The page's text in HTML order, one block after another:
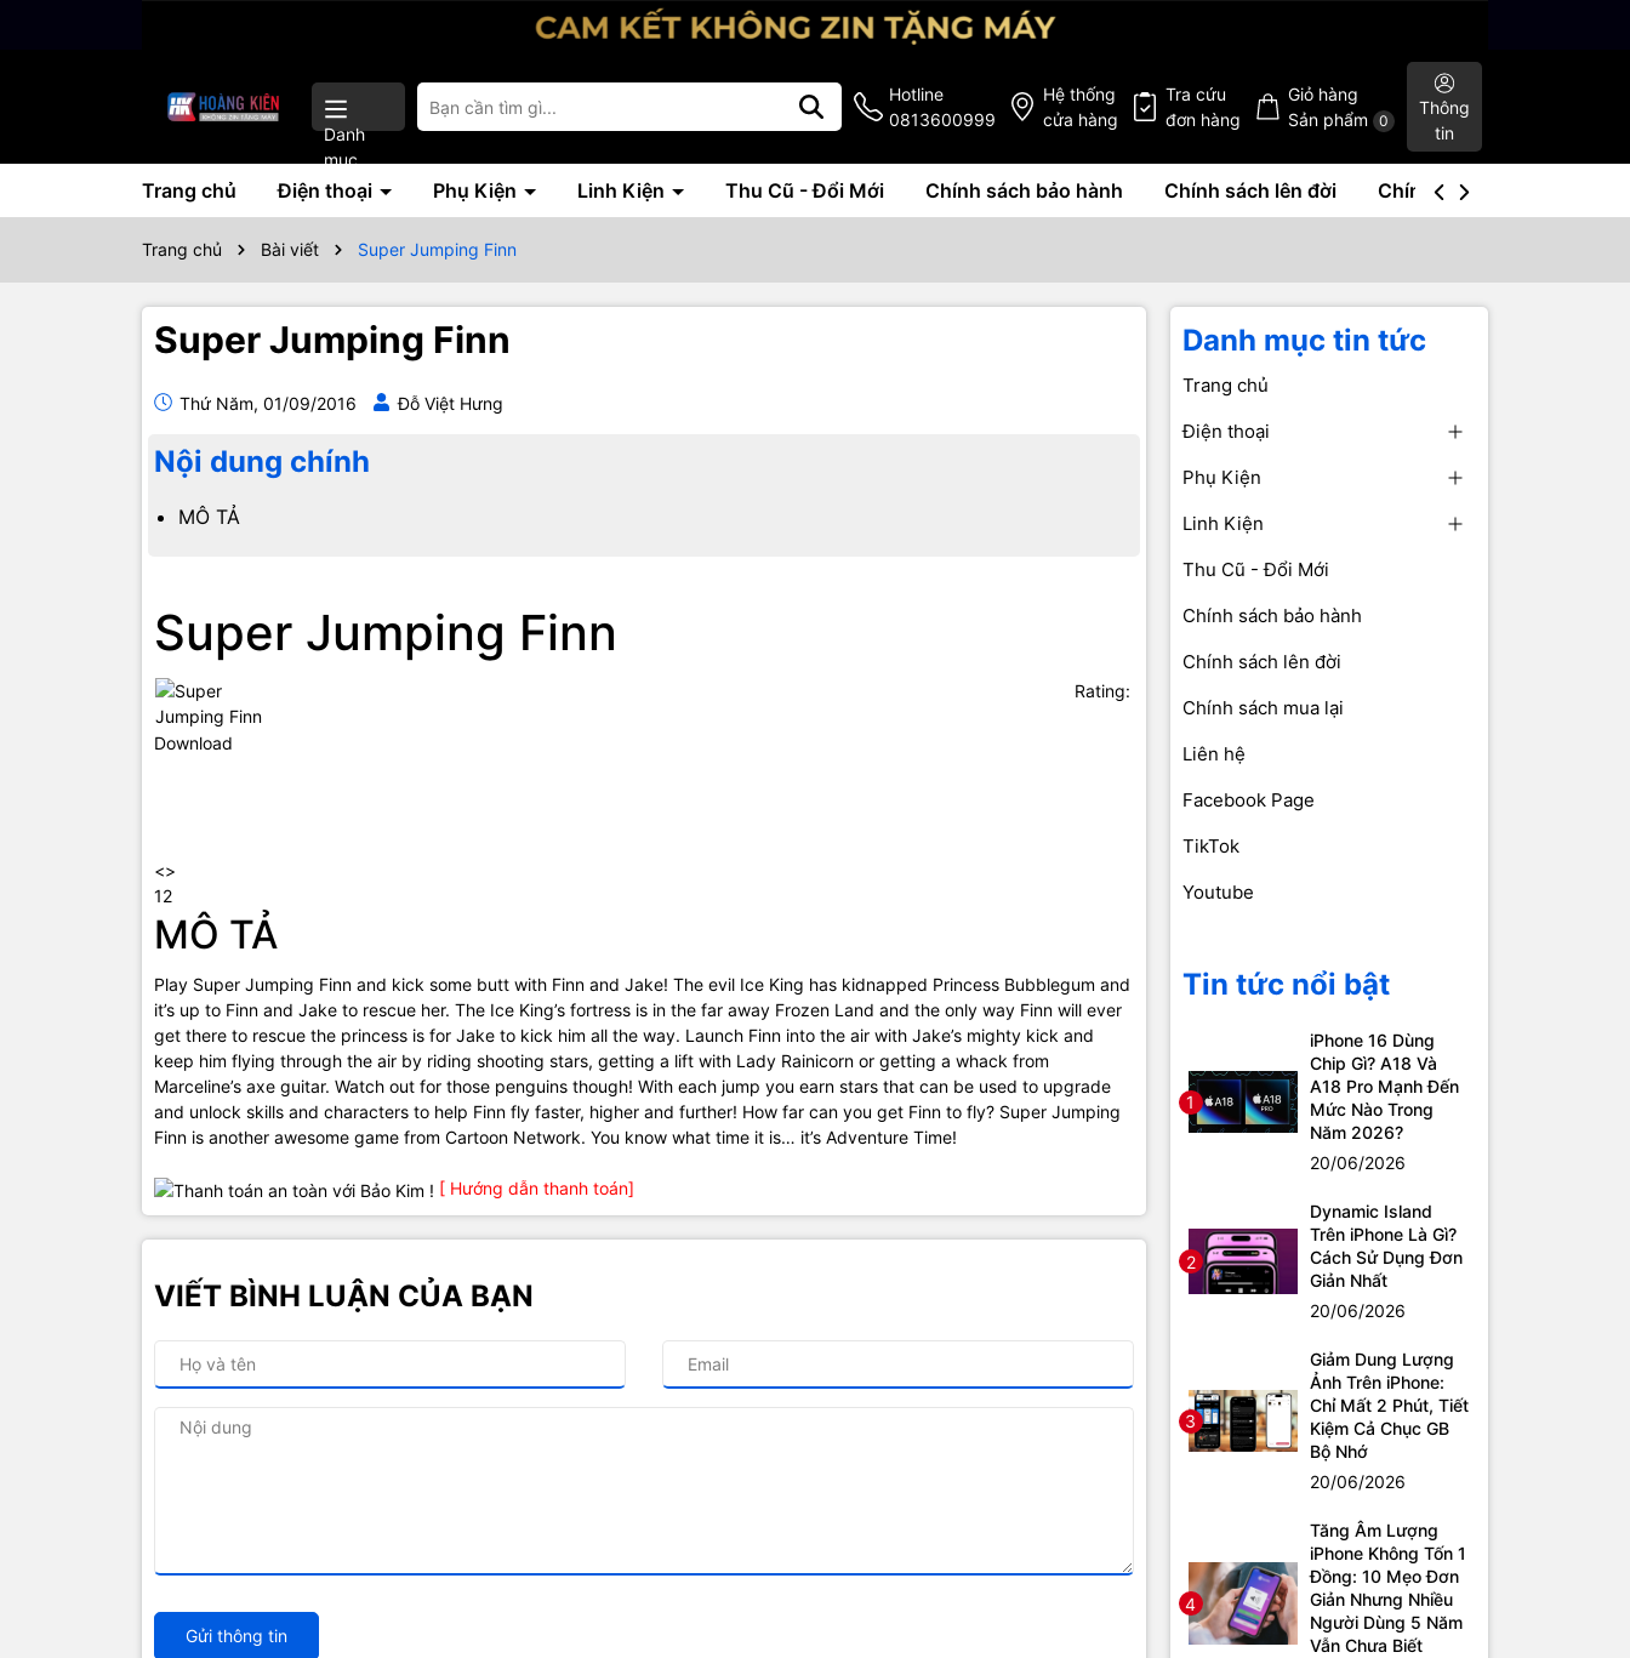
Danh
mục
Hotline
0813600999
Hệ thống
cửa hàng
Tra cứu
đơn hàng
Giỏ hàng
Sản phẩm
0
Thông
tin
Trang chủ Điện thoại Phụ Kiện Linh Kiện Thu Cũ - Đổi Mới Chính sách bảo hành Chính sách lên đời Chính sách mua lại
Trang chủ Bài viết Super Jumping Finn
Super Jumping Finn
Thứ Năm, 01/09/2016 Đỗ Việt Hưng
Nội dung chính
MÔ TẢ
Super Jumping Finn
Rating:
Download
<>
12
MÔ TẢ
Play Super Jumping Finn and kick some butt with Finn and Jake! The evil Ice King has kidnapped Princess Bubblegum and
it’s up to Finn and Jake to rescue her. The Ice King’s fortress is in the far away Frozen Land and the only way Finn will ever
get there to rescue the princess is for Jake to kick him all the way. Launch Finn into the air with Jake’s mighty kick and
keep him flying through the air by riding shooting stars, getting a lift with Lady Rainicorn or getting a whack from
Marceline’s axe guitar. Watch out for those penguins though! With each jump you earn stars that can be used to upgrade
and unlock skills and characters to help Finn fly faster, higher and further! How far can you get Finn to fly? Super Jumping
Finn is another awesome game from Cartoon Network. You know what time it is… it’s Adventure Time!
[ Hướng dẫn thanh toán]
VIẾT BÌNH LUẬN CỦA BẠN
Gửi thông tin
Danh mục tin tức
Trang chủ
Điện thoại
Phụ Kiện
Linh Kiện
Thu Cũ - Đổi Mới
Chính sách bảo hành
Chính sách lên đời
Chính sách mua lại
Liên hệ
Facebook Page
TikTok
Youtube
Tin tức nổi bật
1
iPhone 16 Dùng
Chip Gì? A18 Và
A18 Pro Mạnh Đến
Mức Nào Trong
Năm 2026?
20/06/2026
2
Dynamic Island
Trên iPhone Là Gì?
Cách Sử Dụng Đơn
Giản Nhất
20/06/2026
3
Giảm Dung Lượng
Ảnh Trên iPhone:
Chỉ Mất 2 Phút, Tiết
Kiệm Cả Chục GB
Bộ Nhớ
20/06/2026
4
Tăng Âm Lượng
iPhone Không Tốn 1
Đồng: 10 Mẹo Đơn
Giản Nhưng Nhiều
Người Dùng 5 Năm
Vẫn Chưa Biết